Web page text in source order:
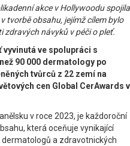
akce v Hollywoodu spojila
tvorbě obsahu, jejímž cílem bylo
zdravých návyků v péči o pleť.
vyvinutá ve spolupráci s
90 000 dermatology po
tvůrců z 22 zemí na
cen Global CerAwards v
v roce 2023, je každoroční
která oceňuje vynikající
a zdravotnických